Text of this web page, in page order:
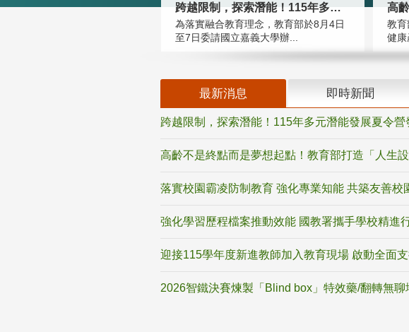
跨越限制，探索潛能！115年多元潛
為落實融合教育理念，教育部於8月4日
至7日委請國立嘉義大學辦...
教育
健康
最新消息 即時新聞
跨越限制，探索潛能！115年多元潛能發展夏令
高齡不是終點而是夢想起點！教育部打造「人生
落實校園霸凌防制教育 強化專業知能 共築友善校
強化學習歷程檔案推動效能 國教署攜手學校精進
迎接115學年度新進教師加入教育現場 啟動全面
2026智鐵決賽煉製「Blind box」特效藥/翻轉無聊